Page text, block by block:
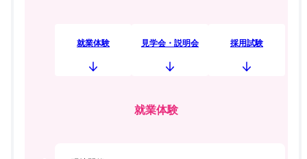
就業体験 見学会・説明会 採用試験
就業体験